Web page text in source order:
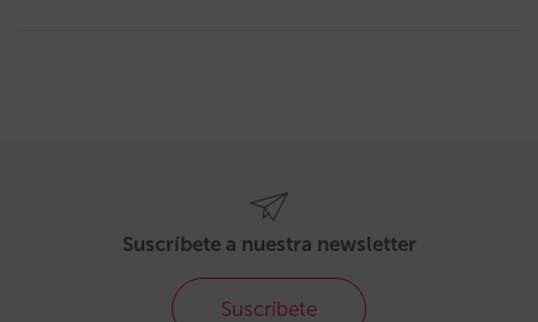
Suscríbete a nuestra newsletter
Suscríbete